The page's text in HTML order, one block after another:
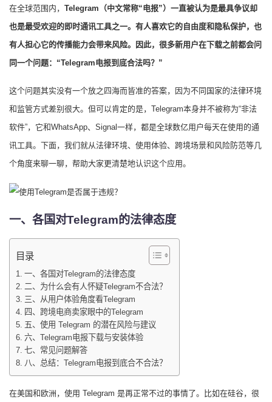
在全球范围内， Telegram（中文常称“电报”）一直被认为是最具争议却
也是最受欢迎的即时通讯工具之一。有人喜欢它的自由度和隐私保护，也
有人担心它的传播能力会带来风险。因此，很多新用户在下载之前都会问
同一个问题：“Telegram电报到底合法吗？”
这个问题其实没有一个放之四海而皆准的答案，因为不同国家的法律环境
和监管方式差别很大。但可以肯定的是，Telegram本身并不被称为“非法
软件”，它和WhatsApp、Signal一样，都是全球数亿用户每天在使用的通
讯工具。下面，我们就从法律环境、使用体验、跨境场景和风险防范等几
个角度来聊一聊，帮助大家更清楚地认识这个应用。
一、各国对Telegram的法律态度
目录
一、各国对Telegram的法律态度
二、为什么会有人怀疑Telegram不合法？
三、从用户体验角度看Telegram
四、跨境电商卖家眼中的Telegram
五、使用 Telegram 的潜在风险与建议
六、Telegram电报下载与安装体验
七、常见问题解答
八、总结：Telegram电报到底合不合法？
在美国和欧洲，使用 Telegram 是再正常不过的事情了。比如在硅谷，很